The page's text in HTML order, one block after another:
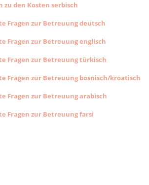
den Kosten serbisch
Fragen zur Betreuung deutsch
Fragen zur Betreuung englisch
Fragen zur Betreuung türkisch
Fragen zur Betreuung bosnisch/kroatisch
Fragen zur Betreuung arabisch
Fragen zur Betreuung farsi